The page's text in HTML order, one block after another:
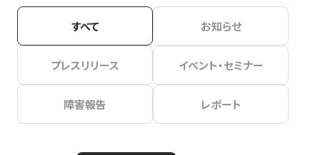
すべて お知らせ
プレスリリース イベント・セミナー
障害報告 レポート